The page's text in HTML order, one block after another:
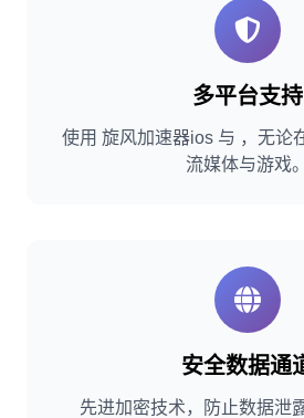
多平台支持
使用 旋风加速器ios 与 ，无论
流媒体与游戏。
安全数据通
先进加密技术，防止数据泄